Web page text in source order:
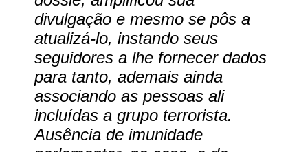
divulgação e mesmo se pôs a
atualizá-lo, instando seus
seguidores a lhe fornecer dados
para tanto, ademais ainda
associando as pessoas ali
incluídas a grupo terrorista.
Ausência de imunidade